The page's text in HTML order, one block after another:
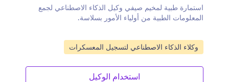
استمارة طبية لمخيم صيفي وكيل الذكاء الاصطناعي لجمع
المعلومات الطبية من أولياء الأمور بسلاسة.
انتقل إلى الفئة:
وكلاء الذكاء الاصطناعي لتسجيل المعسكرات
استخدام الوكيل